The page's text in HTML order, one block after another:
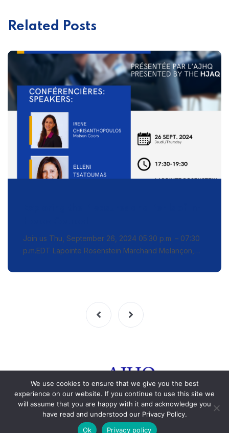
Related Posts
Join us Thu, September 26, 2024 05:30 p.m. – 07:30
p.m.EDT Lapointe Rosenstein Marchand Melançon,…
© 2015-2023 HJAQ. All rights reserved. Any reproduction is
We use cookies to ensure that we give you the best
experience on our website. If you continue to use this site we
will assume that you are happy with it and acknowledge you
have read and understood our Privacy Policy.
Ok
Privacy policy